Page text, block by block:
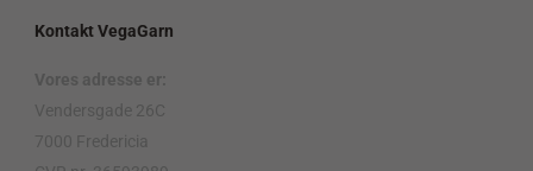
Kontakt VegaGarn
Vores adresse er:
Vendersgade 26C
7000 Fredericia